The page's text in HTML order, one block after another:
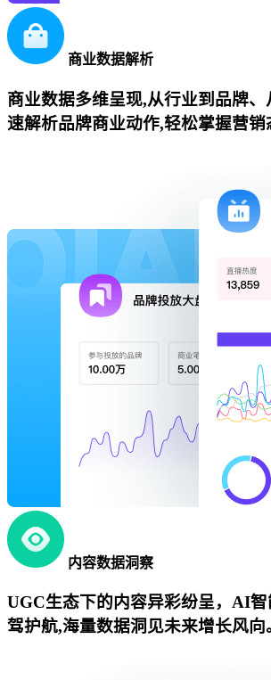
商业数据解析
商业数据多维呈现,从行业到品牌
速解析品牌商业动作,轻松掌握营销
内容数据洞察
UGC生态下的内容异彩纷呈，AI
驾护航,海量数据洞见未来增长风向